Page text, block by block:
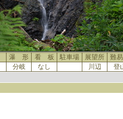
瀑 形 看 板 駐車場 展望所
難
分岐 なし 川辺 登